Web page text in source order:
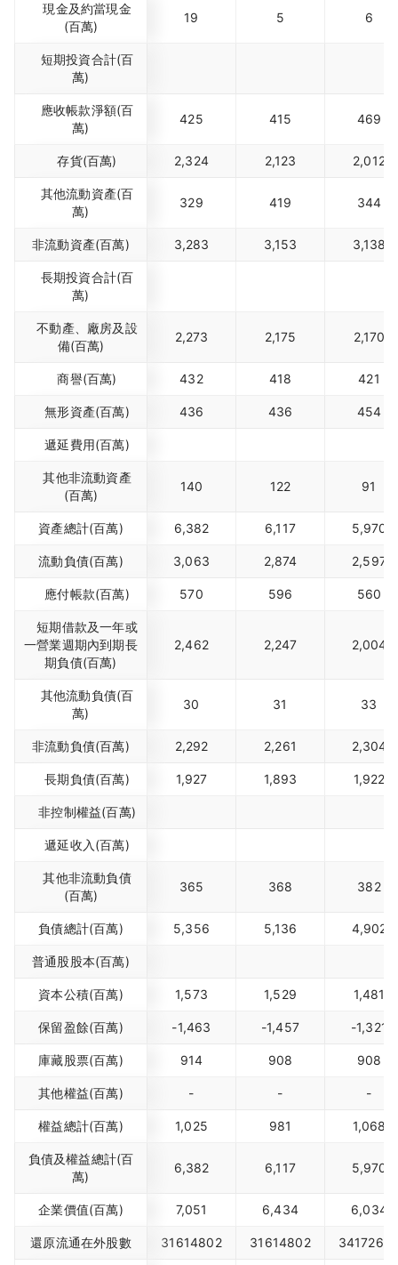
現金及約當現金
(百萬)
19 5 6
短期投資合計(百
萬)
應收帳款淨額(百
萬)
425 415 469
存貨(百萬) 2,324 2,123 2,012
其他流動資產(百
萬)
329 419 344
非流動資產(百萬) 3,283 3,153 3,138
長期投資合計(百
萬)
不動產、廠房及設
備(百萬)
2,273 2,175 2,170
商譽(百萬) 432 418 421
無形資產(百萬) 436 436 454
遞延費用(百萬)
其他非流動資產
(百萬)
140 122 91
資產總計(百萬) 6,382 6,117 5,970
流動負債(百萬) 3,063 2,874 2,597
應付帳款(百萬) 570 596 560
短期借款及一年或
一營業週期內到期長
期負債(百萬)
2,462 2,247 2,004
其他流動負債(百
萬)
30 31 33
非流動負債(百萬) 2,292 2,261 2,304
長期負債(百萬) 1,927 1,893 1,922
非控制權益(百萬)
遞延收入(百萬)
其他非流動負債
(百萬)
365 368 382
負債總計(百萬) 5,356 5,136 4,902
普通股股本(百萬)
資本公積(百萬) 1,573 1,529 1,481
保留盈餘(百萬) -1,463 -1,457 -1,321
庫藏股票(百萬) 914 908 908
其他權益(百萬) - - -
權益總計(百萬) 1,025 981 1,068
負債及權益總計(百
萬)
6,382 6,117 5,970
企業價值(百萬) 7,051 6,434 6,034
還原流通在外股數 31614802 31614802